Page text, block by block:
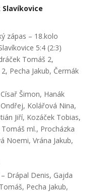
Slavíkovice
zápas – 18.kolo
5:4 (2:3)
Tomáš 2,
Pecha Jakub, Čermák
Šimon, Hanák
Kolářová Nina,
Jiří, Kozáček Tobias,
ml., Procházka
Noemi, Vrána Jakub,
Drápal Denis, Gajda
Pecha Jakub,